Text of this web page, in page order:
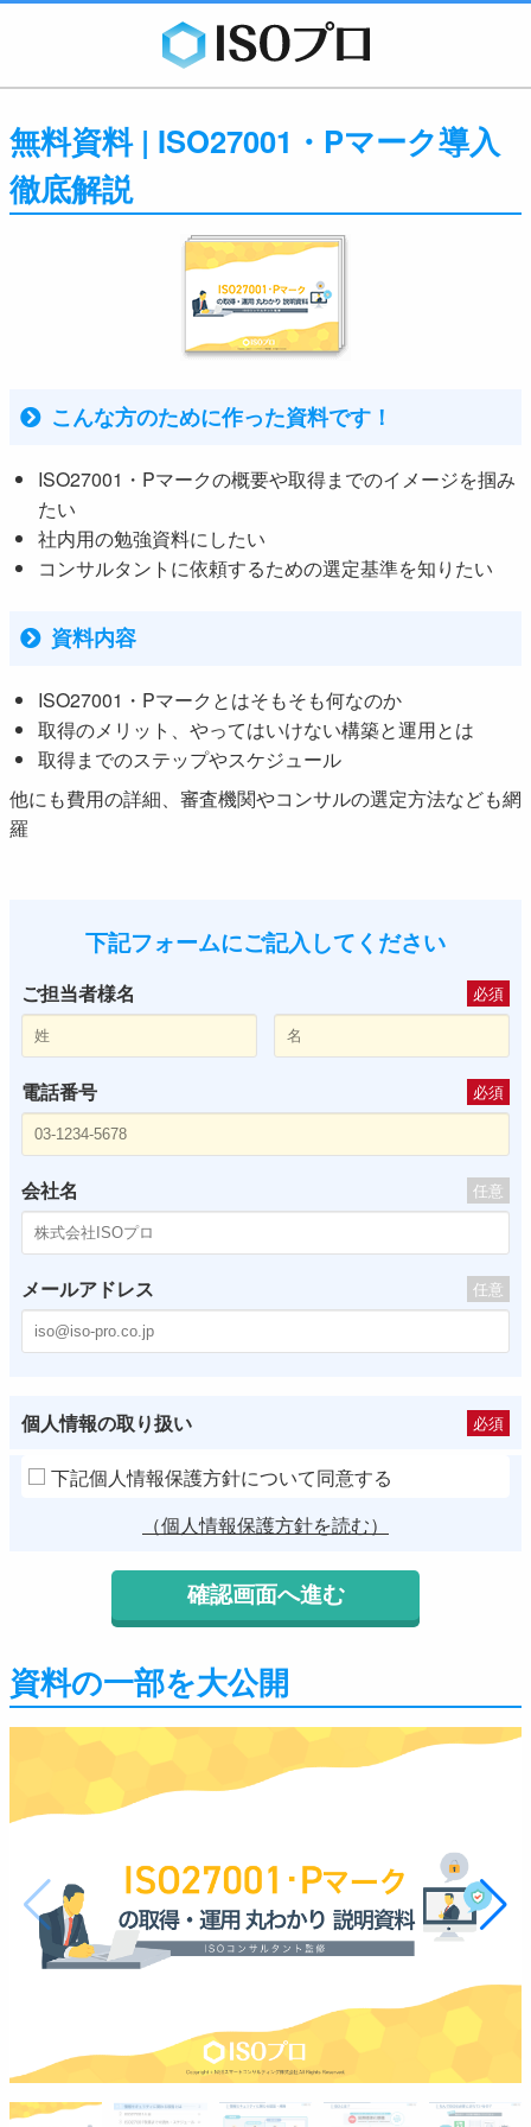
無料資料 | ISO27001・Pマーク導入
徹底解説
こんな方のために作った資料です！
ISO27001・Pマークの概要や取得までのイメージを掴み
たい
社内用の勉強資料にしたい
コンサルタントに依頼するための選定基準を知りたい
資料内容
ISO27001・Pマークとはそもそも何なのか
取得のメリット、やってはいけない構築と運用とは
取得までのステップやスケジュール
他にも費用の詳細、審査機関やコンサルの選定方法なども網
羅
下記フォームにご記入してください
ご担当者様名 必須
電話番号 必須
会社名 任意
メールアドレス 任意
個人情報の取り扱い 必須
下記個人情報保護方針について同意する
（個人情報保護方針を読む）
資料の一部を大公開